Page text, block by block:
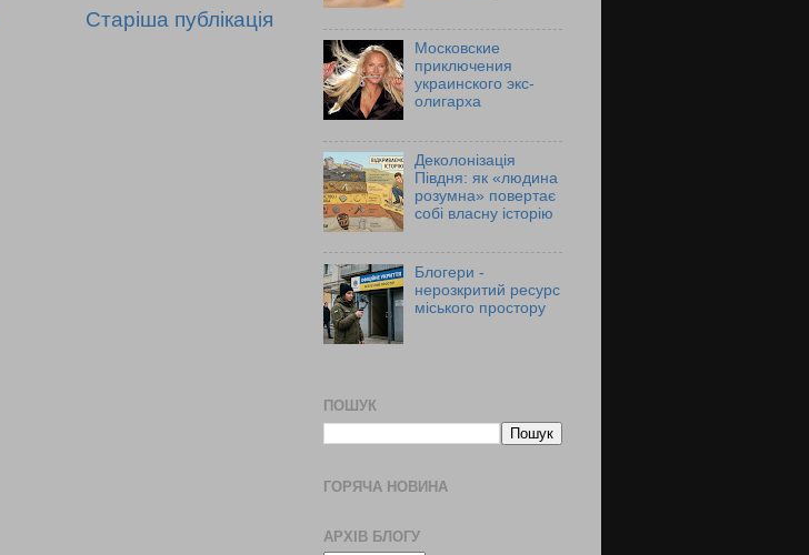
Старіша публікація
Московские
приключения
украинского экс-
олигарха
Деколонізація
Півдня: як «людина
розумна» повертає
собі власну історію
Блогери -
нерозкритий ресурс
міського простору
ПОШУК
ГОРЯЧА НОВИНА
АРХІВ БЛОГУ